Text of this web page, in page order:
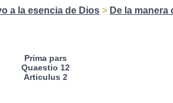
a la esencia de Dios > De la
Prima pars
Quaestio 12
Articulus 2